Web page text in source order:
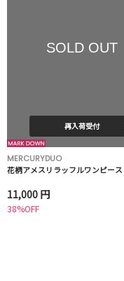
SOLD OUT
再入荷受付
MERCURYDUO
花柄アメスリラッフルワンピース
11,000 円
38%OFF